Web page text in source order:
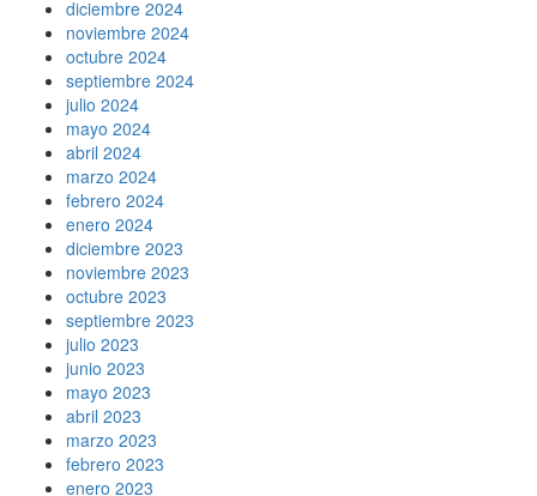
diciembre 2024
noviembre 2024
octubre 2024
septiembre 2024
julio 2024
mayo 2024
abril 2024
marzo 2024
febrero 2024
enero 2024
diciembre 2023
noviembre 2023
octubre 2023
septiembre 2023
julio 2023
junio 2023
mayo 2023
abril 2023
marzo 2023
febrero 2023
enero 2023